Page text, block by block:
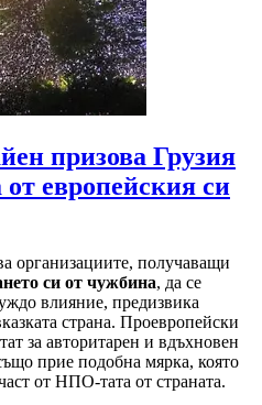
призова Грузия
от европейския си
организациите, получаващи
си от чужбина, да се
влияние, предизвика
страна. Проевропейски
за авторитарен и вдъхновен
прие подобна мярка, която
от НПО-тата от страната.